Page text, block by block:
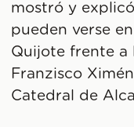
mostró y
pueden verse
Quijote frente a
Franzisco
Catedral de